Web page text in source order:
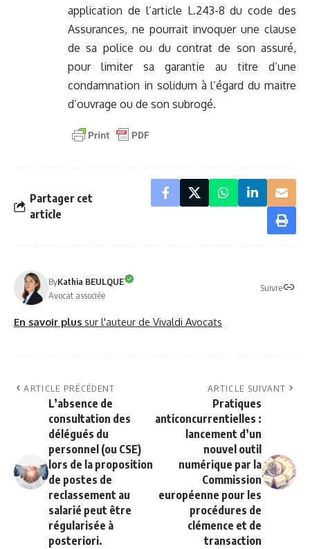
application de l’article L.243-8 du code des
Assurances, ne pourrait invoquer une clause
de sa police ou du contrat de son assuré,
pour limiter sa garantie au titre d’une
condamnation in solidum à l’égard du maitre
d’ouvrage ou de son subrogé.
Partager cet
article
ByKathia BEULQUE
Avocat associée
Suivre
En savoir plus sur l'auteur de Vivaldi Avocats
ARTICLE PRÉCÉDENT
L’absence de
consultation des
délégués du
personnel (ou CSE)
lors de la proposition
de postes de
reclassement au
salarié peut être
régularisée à
posteriori.
ARTICLE SUIVANT
Pratiques
anticoncurrentielles :
lancement d’un
nouvel outil
numérique par la
Commission
européenne pour les
procédures de
clémence et de
transaction